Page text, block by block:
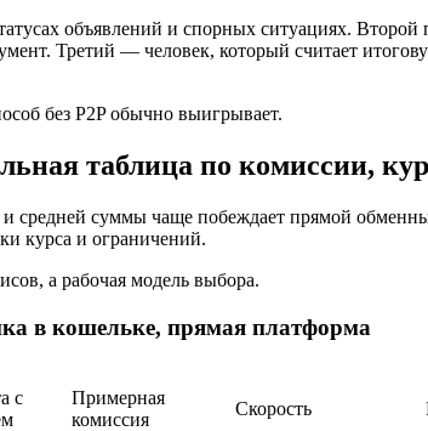
объявлений и спорных ситуациях.
Третий — человек, который считает
без P2P обычно выигрывает.
таблица по комиссии,
средней суммы чаще побеждает прямой
курса и ограничений.
а рабочая модель выбора.
в кошельке, прямая платформа
с
Примерная
комиссия
Скорость